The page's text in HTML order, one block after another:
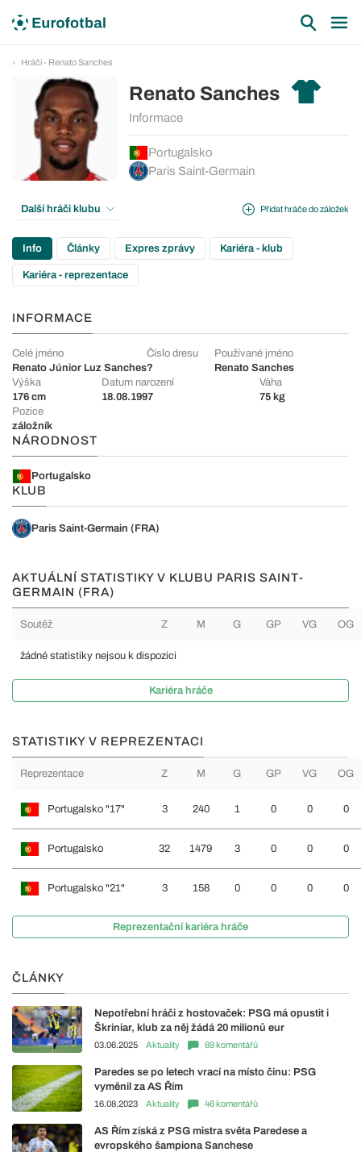
Hráči - Renato Sanches
Renato Sanches
Informace
Portugalsko
Paris Saint-Germain
Přidat hráče do záložek
Další hráči klubu
Info Články Expres zprávy Kariéra - klub
Kariéra - reprezentace
INFORMACE
Celé jméno
Renato Júnior Luz Sanches
Číslo dresu
?
Používané jméno
Renato Sanches
Výška
176 cm
Datum narození
18.08.1997
Váha
75 kg
Pozice
záložník
NÁRODNOST
Portugalsko
KLUB
Paris Saint-Germain (FRA)
AKTUÁLNÍ STATISTIKY V KLUBU PARIS SAINT-
GERMAIN (FRA)
Soutěž Z M G GP VG OG
žádné statistiky nejsou k dispozici
Kariéra hráče
STATISTIKY V REPREZENTACI
Reprezentace Z M G GP VG OG
Portugalsko "17" 3 240 1 0 0 0
Portugalsko 32 1479 3 0 0 0
Portugalsko "21" 3 158 0 0 0 0
Reprezentační kariéra hráče
ČLÁNKY
Nepotřební hráči z hostovaček: PSG má opustit i
Škriniar, klub za něj žádá 20 milionů eur
03.06.2025 Aktuality 89 komentářů
Paredes se po letech vrací na místo činu: PSG
vyměnil za AS Řím
16.08.2023 Aktuality 46 komentářů
AS Řím získá z PSG mistra světa Paredese a
evropského šampiona Sanchese